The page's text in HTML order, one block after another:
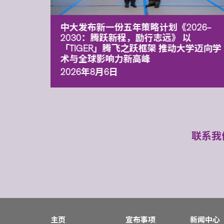
中大发布新一份五年策略计划《2026‒
2030：腾跃新程，励行志远》 以
「TIGER」腾飞之跃框架 推动大学迈向学
术与全球影响力新高峰
2026年8月6日
联系我
主页 宣布事项 新闻中心